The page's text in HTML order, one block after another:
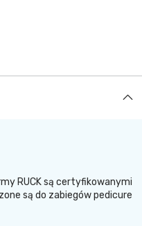
RUCK są certyfikowanymi
są do zabiegów pedicure